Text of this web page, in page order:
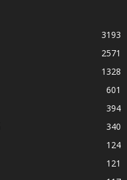
3193
2571
1328
601
394
340
124
121